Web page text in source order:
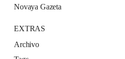
Novaya Gazeta
EXTRAS
Archivo